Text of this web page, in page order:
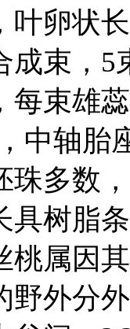
叶卵状
成束，5
每束雄
中轴胎
珠多数
具树脂
桃属因
野外分